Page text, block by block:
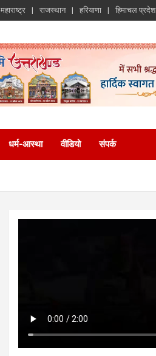
महाराष्ट्र राजस्थान हरियाणा हिमाचल प्रदेश
धर्म-आस्था वीडियो संपर्क